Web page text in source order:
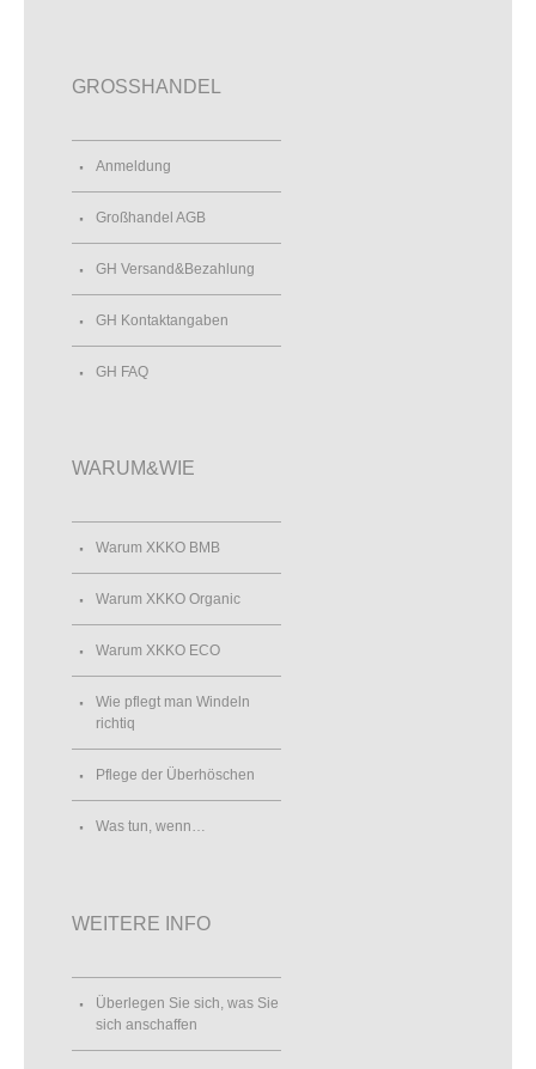
GROSSHANDEL
Anmeldung
Großhandel AGB
GH Versand&Bezahlung
GH Kontaktangaben
GH FAQ
WARUM&WIE
Warum XKKO BMB
Warum XKKO Organic
Warum XKKO ECO
Wie pflegt man Windeln
richtiq
Pflege der Überhöschen
Was tun, wenn…
WEITERE INFO
Überlegen Sie sich, was Sie
sich anschaffen